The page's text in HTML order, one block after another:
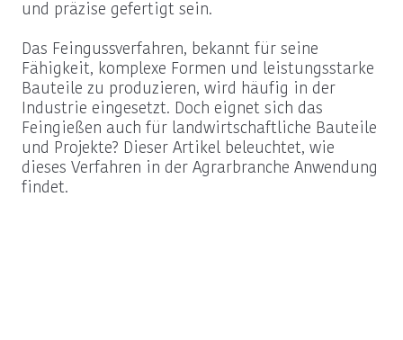
und präzise gefertigt sein.
Das Feingussverfahren, bekannt für seine
Fähigkeit, komplexe Formen und leistungsstarke
Bauteile zu produzieren, wird häufig in der
Industrie eingesetzt. Doch eignet sich das
Feingießen auch für landwirtschaftliche Bauteile
und Projekte? Dieser Artikel beleuchtet, wie
dieses Verfahren in der Agrarbranche Anwendung
findet.